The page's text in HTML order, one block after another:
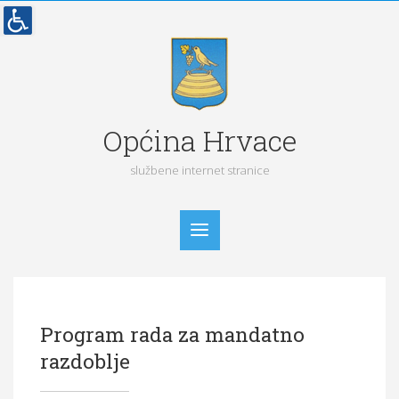
Općina Hrvace
službene internet stranice
Vijesti
Obavijesti
Program rada za mandatno
razdoblje